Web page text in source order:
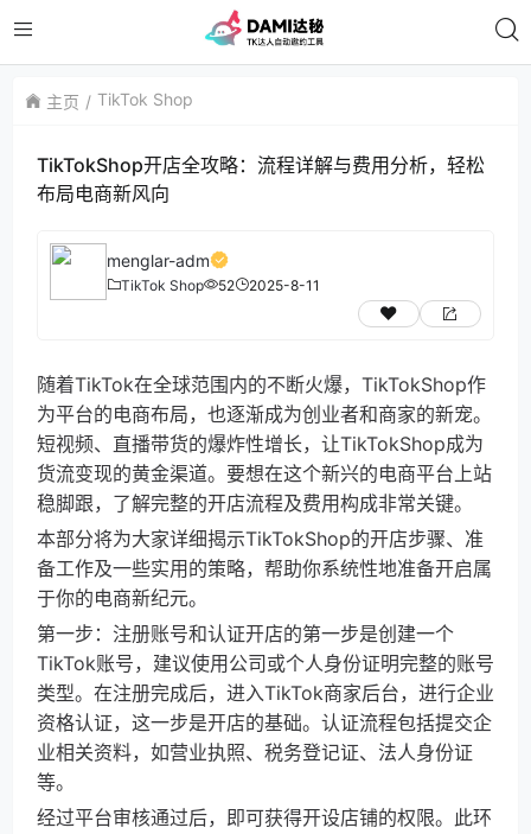
主页 TikTok Shop
TikTokShop开店全攻略：流程详解与费用分析，轻松
布局电商新风向
menglar-adm
TikTok Shop 52 2025-8-11
随着TikTok在全球范围内的不断火爆，TikTokShop作
为平台的电商布局，也逐渐成为创业者和商家的新宠。
短视频、直播带货的爆炸性增长，让TikTokShop成为
货流变现的黄金渠道。要想在这个新兴的电商平台上站
稳脚跟，了解完整的开店流程及费用构成非常关键。
本部分将为大家详细揭示TikTokShop的开店步骤、准
备工作及一些实用的策略，帮助你系统性地准备开启属
于你的电商新纪元。
第一步：注册账号和认证开店的第一步是创建一个
TikTok账号，建议使用公司或个人身份证明完整的账号
类型。在注册完成后，进入TikTok商家后台，进行企业
资格认证，这一步是开店的基础。认证流程包括提交企
业相关资料，如营业执照、税务登记证、法人身份证
等。
经过平台审核通过后，即可获得开设店铺的权限。此环